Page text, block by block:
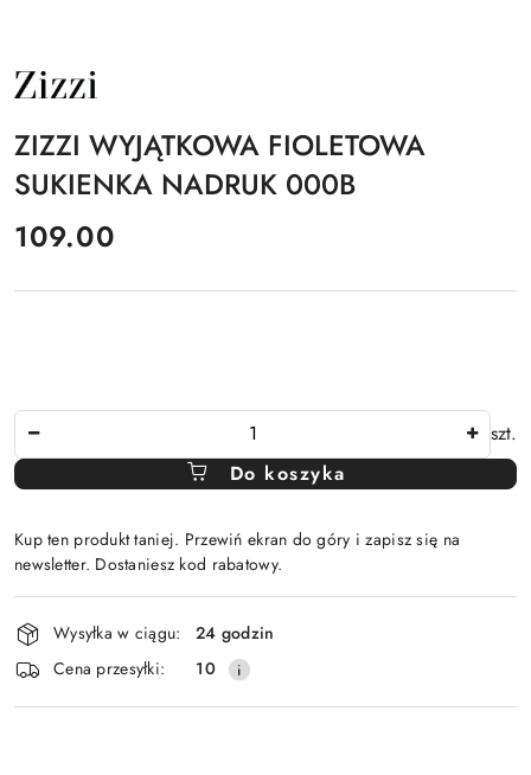
NAZWA
PRODUCENTA:
ZIZZI WYJĄTKOWA FIOLETOWA
SUKIENKA NADRUK 000B
cena:
109.00
szt.
Do koszyka
Kup ten produkt taniej. Przewiń ekran do góry i zapisz się na
newsletter. Dostaniesz kod rabatowy.
Dostępność
i
dostawa
Wysyłka w ciągu:
24 godzin
Cena przesyłki:
10